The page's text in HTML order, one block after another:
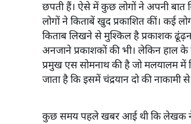
छपती हैं। ऐसे में कुछ लोगों ने अपनी बात
लोगों ने किताबें खुद प्रकाशित कीं। कई
किताब लिखने से मुश्किल है प्रकाशक
अनजाने प्रकाशकों की भी। लेकिन हाल
प्रमुख एस सोमनाथ की है जो मलयालम में
जाता है कि इसमें चंद्रयान दो की
कुछ समय पहले खबर आई थी कि लेखक ने